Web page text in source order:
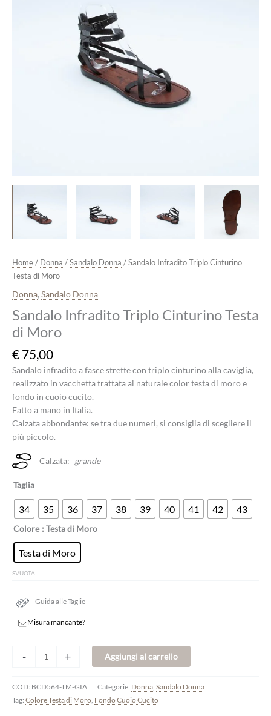
Home / Donna / Sandalo Donna / Sandalo Infradito Triplo Cinturino
Testa di Moro
Donna, Sandalo Donna
Sandalo Infradito Triplo Cinturino Testa
di Moro
€ 75,00
Sandalo infradito a fasce strette con triplo cinturino alla caviglia,
realizzato in vacchetta trattata al naturale color testa di moro e
fondo in cuoio cucito.
Fatto a mano in Italia.
Calzata abbondante: se tra due numeri, si consiglia di scegliere il
più piccolo.
Calzata: grande
Taglia
34 35 36 37 38 39 40 41 42 43
Colore : Testa di Moro
Testa di Moro
SVUOTA
Guida alle Taglie
Misura mancante?
- + Aggiungi al carrello
COD: BCD564-TM-GIA Categorie: Donna Sandalo Donna
Tag: Colore Testa di Moro Fondo Cuoio Cucito